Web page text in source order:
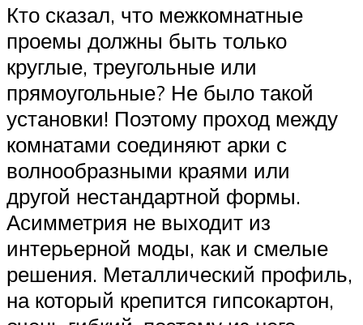
Кто сказал, что межкомнатные
проемы должны быть только
круглые, треугольные или
прямоугольные? Не было такой
установки! Поэтому проход между
комнатами соединяют арки с
волнообразными краями или
другой нестандартной формы.
Асимметрия не выходит из
интерьерной моды, как и смелые
решения. Металлический профиль,
на который крепится гипсокартон,